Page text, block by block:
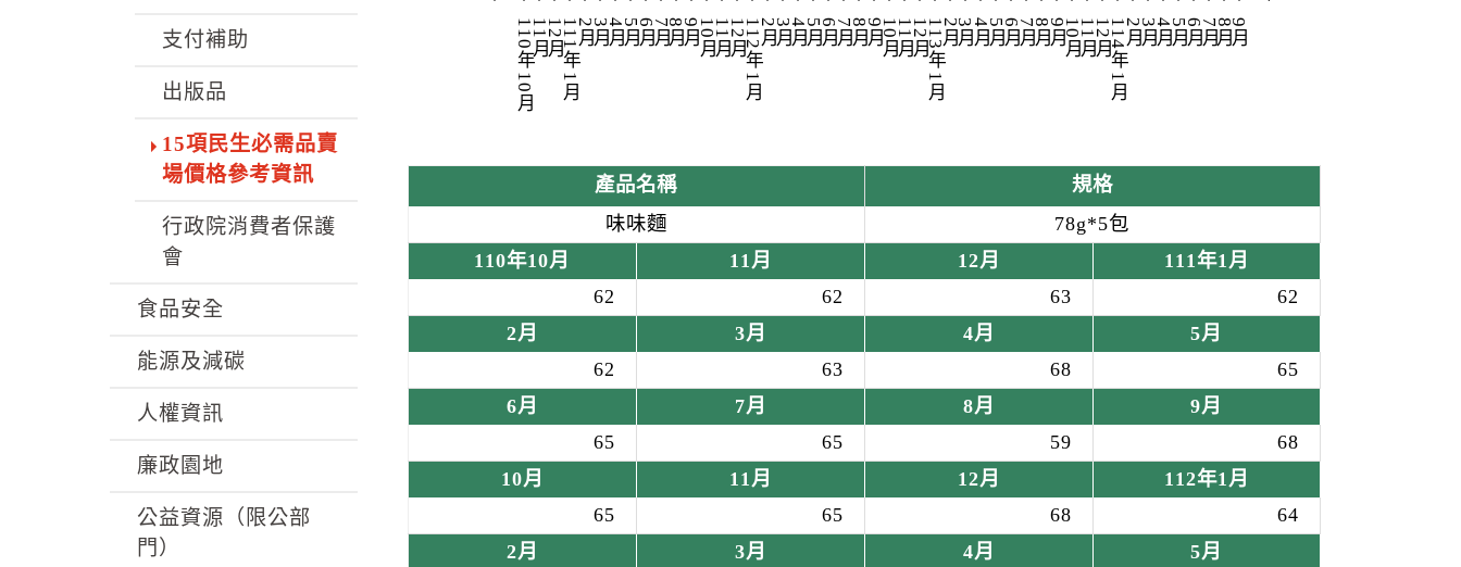
支付補助
出版品
15項民生必需品賣
場價格參考資訊
行政院消費者保護
會
食品安全
能源及減碳
人權資訊
廉政園地
公益資源（限公部
門）
110年10月11月12月111年1月2月3月4月5月6月7月8月9月10月11月12月112年1月2月3月4月5月6月7月8月9月10月11月12月113年1月2月3月4月5月6月7月8月9月10月11月12月114年1月2月3月4月5月6月7月8月9月
產品名稱
規格
味味麵
78g*5包
110年10月
11月 12月
111年1月
62
62 63
62
2月
3月 4月
5月
62
63 68
65
6月
7月 8月
9月
65
65 59
68
10月
11月 12月
112年1月
65
65 68
64
2月
3月 4月
5月